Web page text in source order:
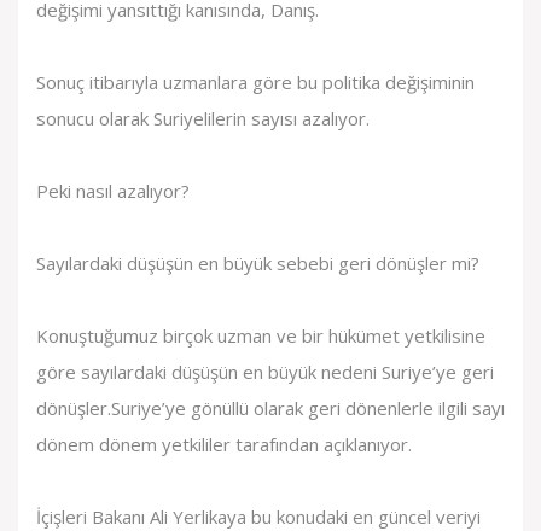
değişimi yansıttığı kanısında, Danış.
Sonuç itibarıyla uzmanlara göre bu politika değişiminin
sonucu olarak Suriyelilerin sayısı azalıyor.
Peki nasıl azalıyor?
Sayılardaki düşüşün en büyük sebebi geri dönüşler mi?
Konuştuğumuz birçok uzman ve bir hükümet yetkilisine
göre sayılardaki düşüşün en büyük nedeni Suriye’ye geri
dönüşler.Suriye’ye gönüllü olarak geri dönenlerle ilgili sayı
dönem dönem yetkililer tarafından açıklanıyor.
İçişleri Bakanı Ali Yerlikaya bu konudaki en güncel veriyi